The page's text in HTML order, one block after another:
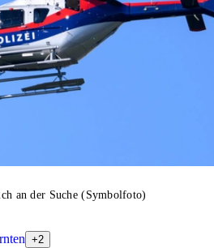
an der Suche (Symbolfoto)
+2